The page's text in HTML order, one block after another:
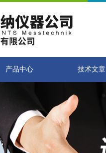
产品中心 技术文章